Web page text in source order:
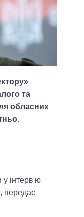
та
обласних
інтерв'ю
, передає